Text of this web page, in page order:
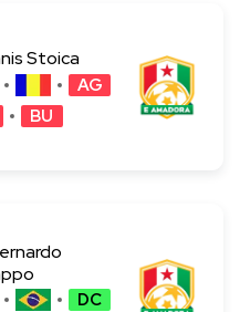
Stoica
AG
BU
DC